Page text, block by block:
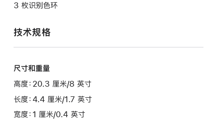
3 枚识别色环
技术规格
尺寸和重量
高度：20.3 厘米/8 英寸
长度：4.4 厘米/1.7 英寸
宽度：1 厘米/0.4 英寸